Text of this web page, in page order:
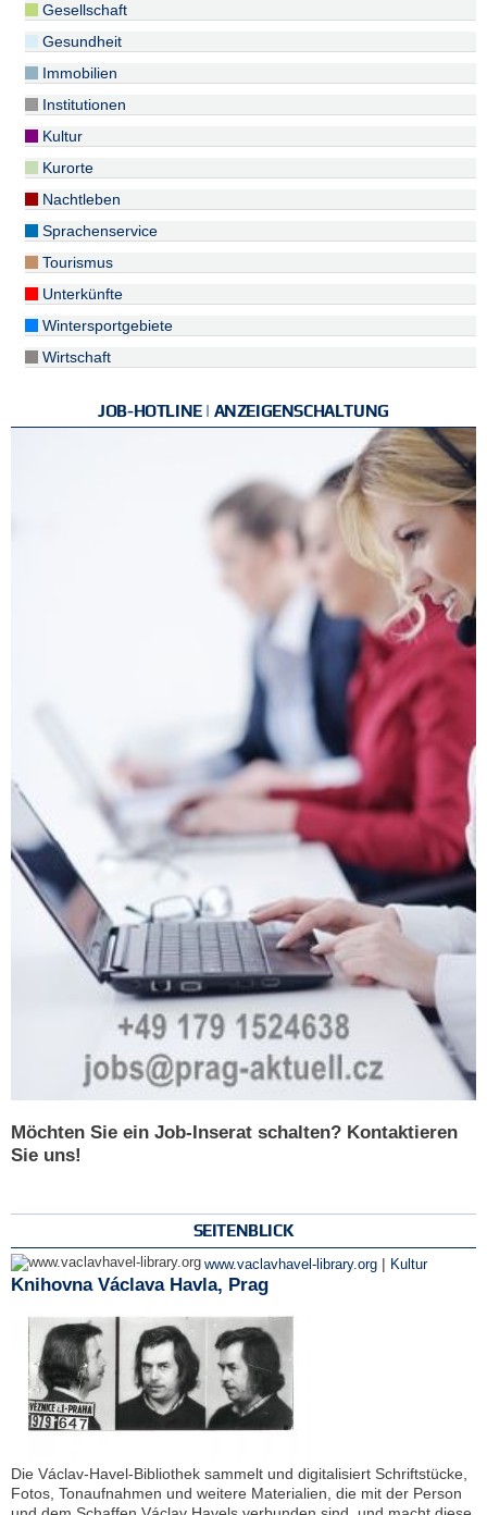
Gesellschaft
Gesundheit
Immobilien
Institutionen
Kultur
Kurorte
Nachtleben
Sprachenservice
Tourismus
Unterkünfte
Wintersportgebiete
Wirtschaft
JOB-HOTLINE | ANZEIGENSCHALTUNG
Möchten Sie ein Job-Inserat schalten? Kontaktieren
Sie uns!
SEITENBLICK
www.vaclavhavel-library.org | Kultur
Knihovna Václava Havla, Prag
Die Václav-Havel-Bibliothek sammelt und digitalisiert Schriftstücke,
Fotos, Tonaufnahmen und weitere Materialien, die mit der Person